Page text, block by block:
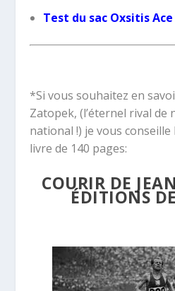
Test du sac Oxsitis Ace
*Si vous souhaitez en
Zatopek, (l’éternel rival
national !) je vous
livre de 140 pages:
COURIR DE
ÉDITIONS